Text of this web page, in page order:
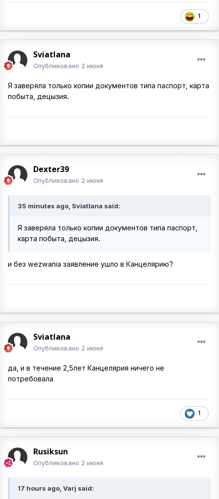
1
Sviatlana
Опубликовано 2 июня
Я заверяла только копии документов типа паспорт, карта
побыта, децызия.
Dexter39
Опубликовано 2 июня
35 minutes ago, Sviatlana said:
Я заверяла только копии документов типа паспорт,
карта побыта, децызия.
и без wezwania заявление ушло в Канцелярию?
Sviatlana
Опубликовано 2 июня
да, и в течение 2,5лет Канцелярия ничего не
потребовала
1
Rusiksun
Опубликовано 2 июня
17 hours ago, Varj said: